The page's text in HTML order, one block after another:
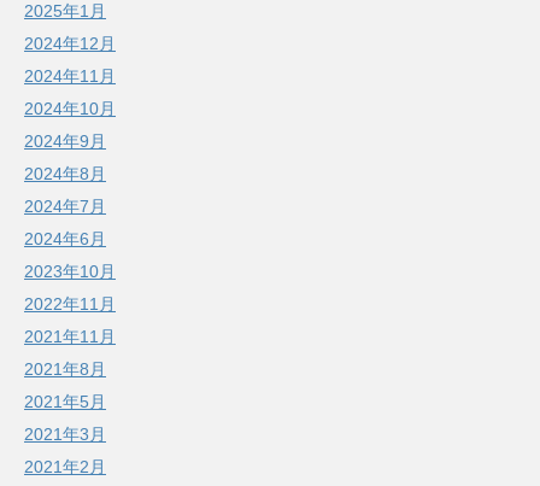
2025年1月
2024年12月
2024年11月
2024年10月
2024年9月
2024年8月
2024年7月
2024年6月
2023年10月
2022年11月
2021年11月
2021年8月
2021年5月
2021年3月
2021年2月